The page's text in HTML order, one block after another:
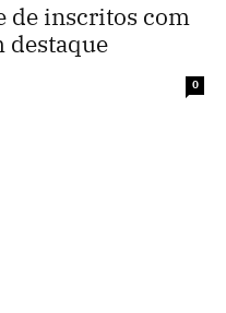
de inscritos com
destaque
0